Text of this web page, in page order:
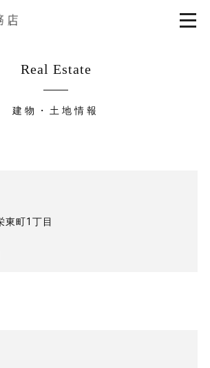
Real Estate
建物・土地情報
東町1丁目